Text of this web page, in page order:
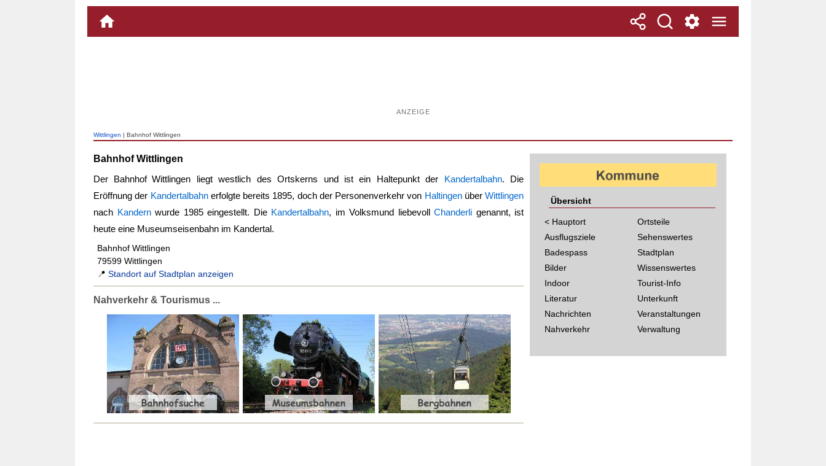
ANZEIGE
Wittlingen | Bahnhof Wittlingen
Bahnhof Wittlingen
Der Bahnhof Wittlingen liegt westlich des Ortskerns und ist ein Haltepunkt der Kandertalbahn. Die
Eröffnung der Kandertalbahnerfolgte bereits 1895, doch der Personenverkehr von Haltingenüber Wittlingen
nach Kandernwurde 1985 eingestellt. Die Kandertalbahn, im Volksmund liebevoll Chanderli genannt, ist
heute eine Museumseisenbahn im Kandertal.
Bahnhof Wittlingen
79599 Wittlingen
📍 Standort auf Stadtplan anzeigen
Nahverkehr & Tourismus ...
Übersicht
< Hauptort
Ausflugsziele
Badespass
Bilder
Indoor
Literatur
Nachrichten
Nahverkehr
Ortsteile
Sehenswertes
Stadtplan
Wissenswertes
Tourist-Info
Unterkunft
Veranstaltungen
Verwaltung